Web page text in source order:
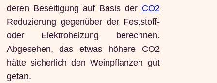
deren Beseitigung auf Basis der CO2
Reduzierung gegenüber der Feststoff-
oder Elektroheizung berechnen.
Abgesehen, das etwas höhere CO2
hätte sicherlich den Weinpflanzen gut
getan.